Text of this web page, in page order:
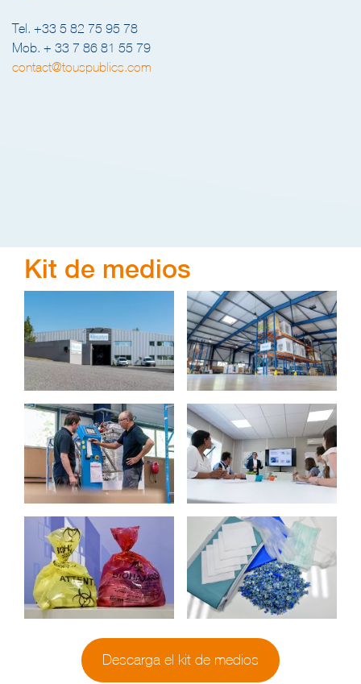
Tel. +33 5 82 75 95 78
Mob. + 33 7 86 81 55 79
contact@touspublics.com
Kit de medios
Descarga el kit de medios